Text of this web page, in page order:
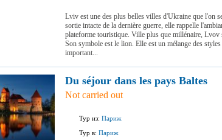
Lviv est une des plus belles villes d'Ukraine que l'on
sortie intacte de la dernière guerre, elle rappelle
plateforme touristique. Ville plus que millénaire, Lvov
Son symbole est le lion. Elle est un mélange des
important...
Du séjour dans les pays Baltes
Not carried out
Тур из: Париж
Тур в: Париж